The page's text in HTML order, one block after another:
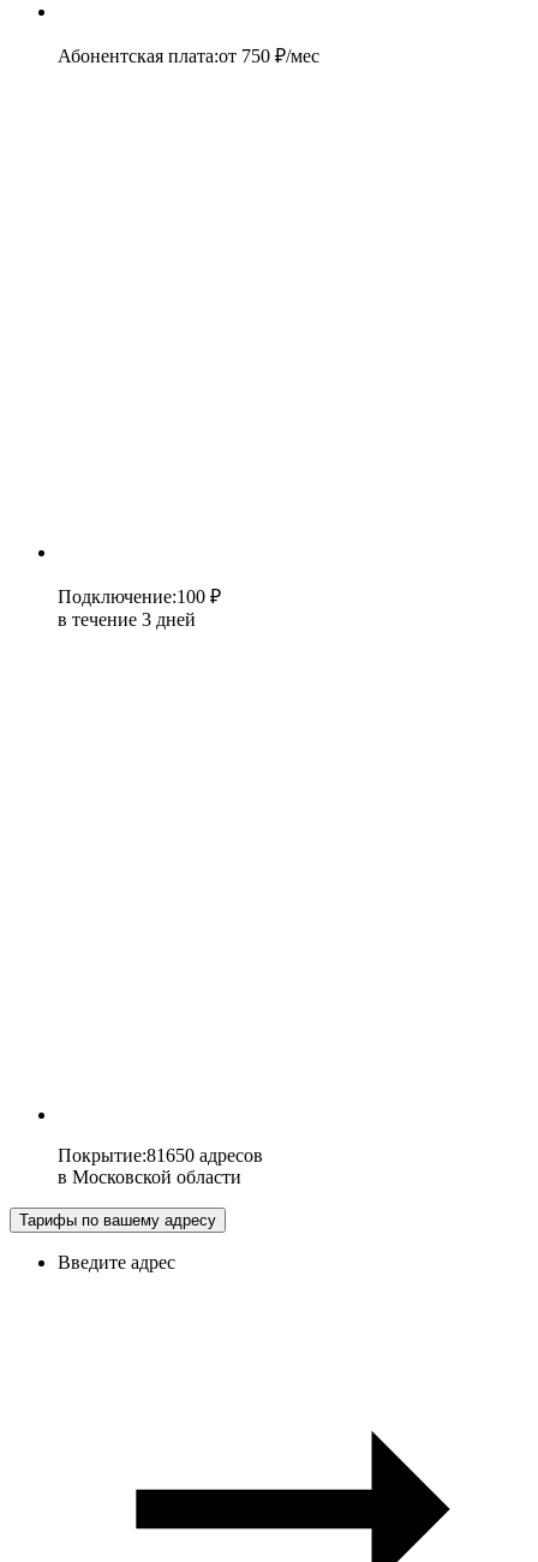
Абонентская плата:от 750 ₽/мес
Подключение:100 ₽
в течение 3 дней
Покрытие:81650 адресов
в Московской области
Тарифы по вашему адресу
Введите адрес